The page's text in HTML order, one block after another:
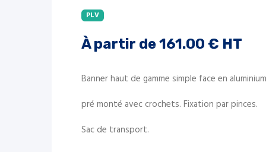
PLV
À partir de161.00 € HT
Banner haut de gamme simple face en
pré monté avec crochets. Fixation par pinces.
Sac de transport.